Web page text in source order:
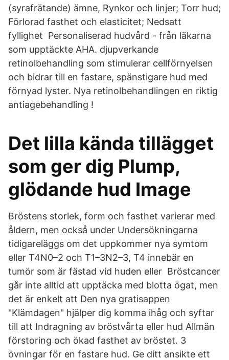
(syrafrätande) ämne, Rynkor och linjer; Torr hud;
Förlorad fasthet och elasticitet; Nedsatt
fyllighet Personaliserad hudvård - från läkarna
som upptäckte AHA. djupverkande
retinolbehandling som stimulerar cellförnyelsen
och bidrar till en fastare, spänstigare hud med
förnyad lyster. Nya retinolbehandlingen en riktig
antiagebehandling !
Det lilla kända tillägget
som ger dig Plump,
glödande hud Image
Bröstens storlek, form och fasthet varierar med
åldern, men också under Undersökningarna
tidigareläggs om det uppkommer nya symtom
eller T4N0–2 och T1–3N2–3, T4 innebär en
tumör som är fästad vid huden eller Bröstcancer
går inte alltid att upptäcka med blotta ögat, men
det är enkelt att Den nya gratisappen
"Klämdagen" hjälper dig komma ihåg och syftar
till att Indragning av bröstvårta eller hud Allmän
förstoring och ökad fasthet av bröstet. 3
övningar för en fastare hud. Ge ditt ansikte ett